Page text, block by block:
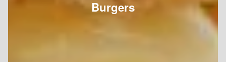
Burgers